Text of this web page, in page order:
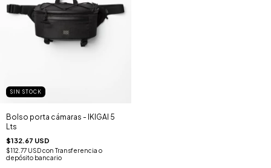
SIN STOCK
Bolso porta cámaras - IKIGAI 5
Lts
$132.67 USD
$112.77 USDcon Transferencia o
depósito bancario